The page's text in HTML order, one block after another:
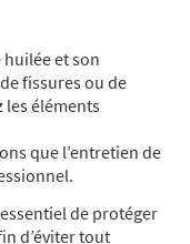
et son
fissures ou de
éléments
que l’entretien de
de protéger
d’éviter tout